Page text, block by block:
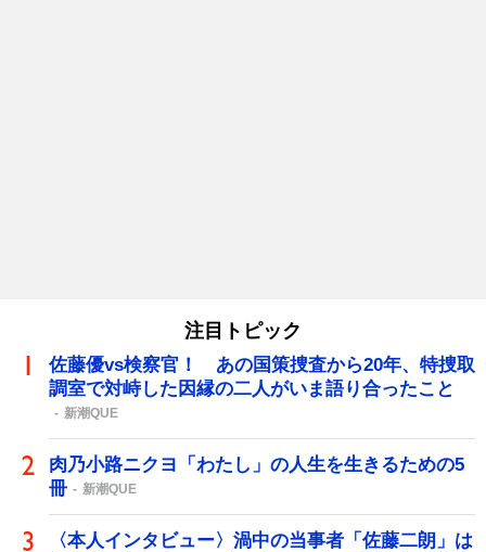
注目トピック
佐藤優vs検察官！ あの国策捜査から20年、特捜取
調室で対峙した因縁の二人がいま語り合ったこと
新潮QUE
肉乃小路ニクヨ「わたし」の人生を生きるための5
冊
新潮QUE
〈本人インタビュー〉渦中の当事者「佐藤二朗」は